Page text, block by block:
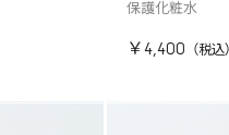
保護化粧水
￥4,400